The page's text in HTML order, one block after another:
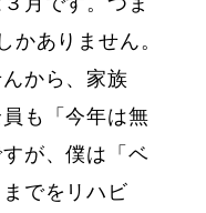
かありません。
から、家族
も「今年は無
が、僕は「ベ
でをリハビ